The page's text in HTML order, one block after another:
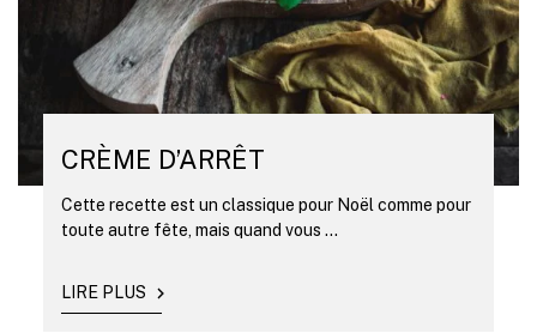
CRÈME D’ARRÊT
Cette recette est un classique pour Noël comme pour
toute autre fête, mais quand vous ...
LIRE PLUS